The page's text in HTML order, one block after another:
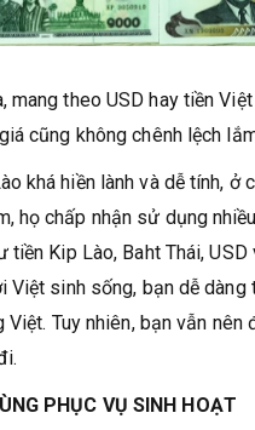
mang theo USD hay tiền
cũng không chênh lệch
khá hiền lành và dễ tính, ở
họ chấp nhận sử dụng
tiền Kip Lào, Baht Thái,
Việt sinh sống, bạn dễ dàng
Việt. Tuy nhiên, bạn vẫn nên
PHỤC VỤ SINH HOẠT